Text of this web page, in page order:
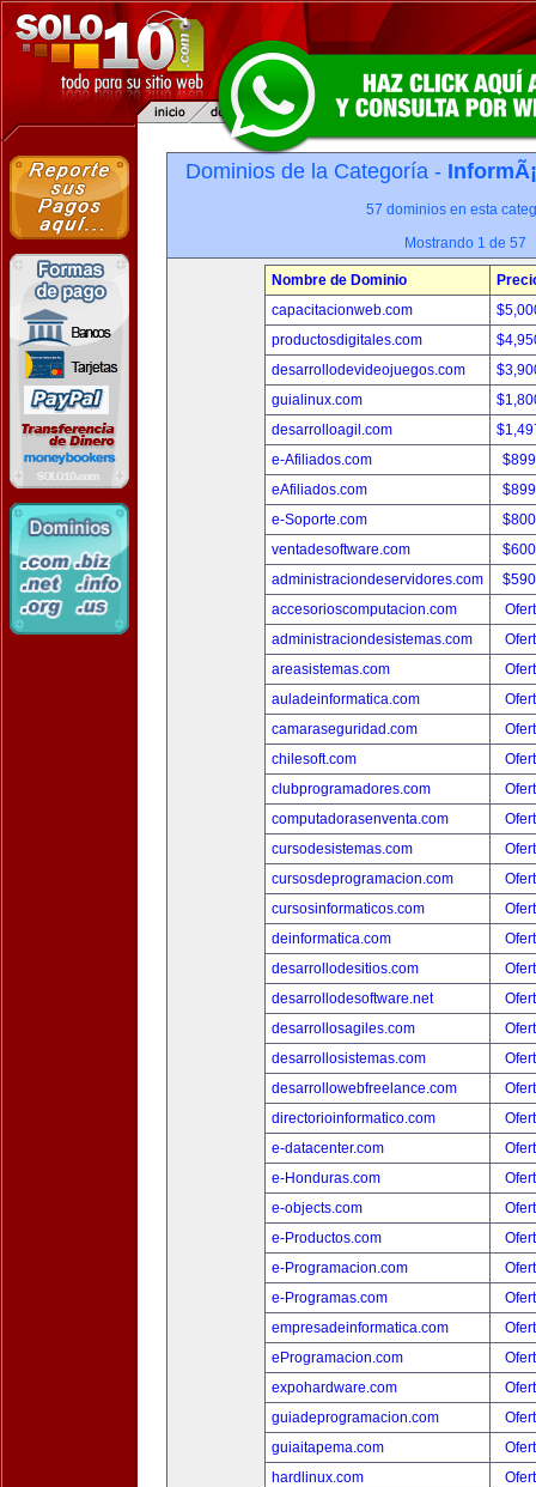
Dominios de la Categoría -
57 dominios en esta
Mostrando 1 de 57
Nombre de Dominio
capacitacionweb.com
productosdigitales.com
desarrollodevideojuegos.com
guialinux.com
desarrolloagil.com
e-Afiliados.com
eAfiliados.com
e-Soporte.com
ventadesoftware.com
administraciondeservidores.com
accesorioscomputacion.com
administraciondesistemas.com
areasistemas.com
auladeinformatica.com
camaraseguridad.com
chilesoft.com
clubprogramadores.com
computadorasenventa.com
cursodesistemas.com
cursosdeprogramacion.com
cursosinformaticos.com
deinformatica.com
desarrollodesitios.com
desarrollodesoftware.net
desarrollosagiles.com
desarrollosistemas.com
desarrollowebfreelance.com
directorioinformatico.com
e-datacenter.com
e-Honduras.com
e-objects.com
e-Productos.com
e-Programacion.com
e-Programas.com
empresadeinformatica.com
eProgramacion.com
expohardware.com
guiadeprogramacion.com
guiaitapema.com
hardlinux.com